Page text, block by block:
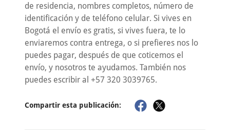
de residencia, nombres completos, número de
identificación y de teléfono celular. Si vives en
Bogotá el envío es gratis, si vives fuera, te lo
enviaremos contra entrega, o si prefieres nos lo
puedes pagar, después de que coticemos el
envío, y nosotros te ayudamos. También nos
puedes escribir al +57 320 3039765.
Compartir esta publicación: